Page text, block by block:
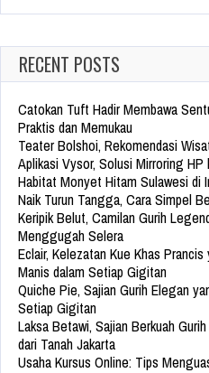
RECENT POSTS
Catokan Tuft Hadir Membawa
Praktis dan Memukau
Teater Bolshoi, Rekomendasi
Aplikasi Vysor, Solusi Mirroring
Habitat Monyet Hitam Sulawesi di
Naik Turun Tangga, Cara Simpel
Keripik Belut, Camilan Gurih
Menggugah Selera
Eclair, Kelezatan Kue Khas
Manis dalam Setiap Gigitan
Quiche Pie, Sajian Gurih Elegan
Setiap Gigitan
Laksa Betawi, Sajian Berkuah
dari Tanah Jakarta
Usaha Kursus Online: Tips